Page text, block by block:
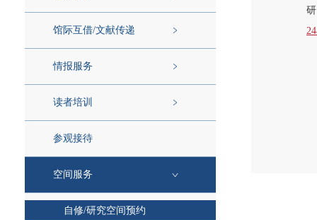
馆际互借/文献传递
情报服务
读者培训
参观接待
空间服务
自修/研究空间预约